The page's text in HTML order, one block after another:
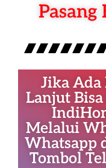
Jika Ada
Lanjut
Melalui
Whatsapp
Tombol